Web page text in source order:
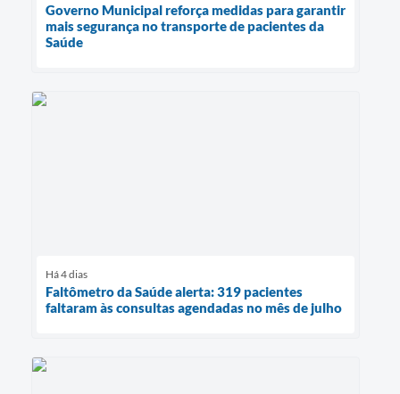
Governo Municipal reforça medidas para garantir
mais segurança no transporte de pacientes da
Saúde
Há 4 dias
Faltômetro da Saúde alerta: 319 pacientes
faltaram às consultas agendadas no mês de julho